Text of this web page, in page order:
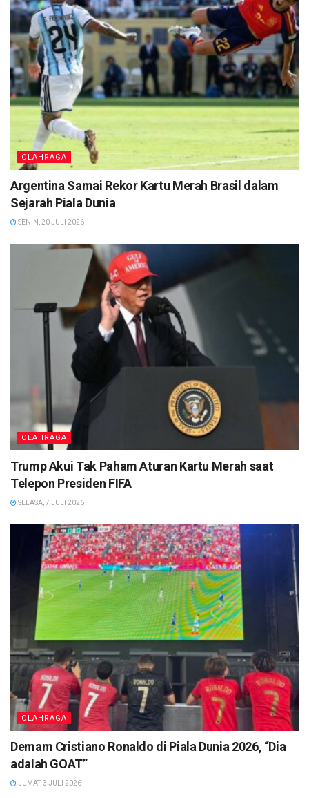
OLAHRAGA
Argentina Samai Rekor Kartu Merah Brasil dalam
Sejarah Piala Dunia
SENIN, 20 JULI 2026
OLAHRAGA
Trump Akui Tak Paham Aturan Kartu Merah saat
Telepon Presiden FIFA
SELASA, 7 JULI 2026
OLAHRAGA
Demam Cristiano Ronaldo di Piala Dunia 2026, “Dia
adalah GOAT”
JUMAT, 3 JULI 2026